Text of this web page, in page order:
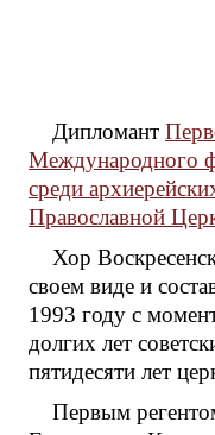
Дипломант
Международного
среди
Православной
Хор
своем виде и
1993 году с
долгих лет
пятидесяти лет
Первым